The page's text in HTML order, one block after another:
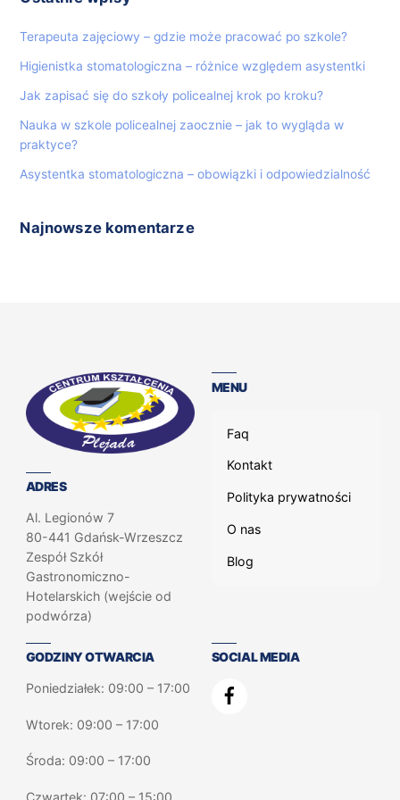
Terapeuta zajęciowy – gdzie może pracować po szkole?
Higienistka stomatologiczna – różnice względem asystentki
Jak zapisać się do szkoły policealnej krok po kroku?
Nauka w szkole policealnej zaocznie – jak to wygląda w
praktyce?
Asystentka stomatologiczna – obowiązki i odpowiedzialność
Najnowsze komentarze
ADRES
Al. Legionów 7
80-441 Gdańsk-Wrzeszcz
Zespół Szkół
Gastronomiczno-
Hotelarskich (wejście od
podwórza)
MENU
Faq
Kontakt
Polityka prywatności
O nas
Blog
GODZINY OTWARCIA
Poniedziałek: 09:00 – 17:00
Wtorek: 09:00 – 17:00
Środa: 09:00 – 17:00
Czwartek: 07:00 – 15:00
SOCIAL MEDIA